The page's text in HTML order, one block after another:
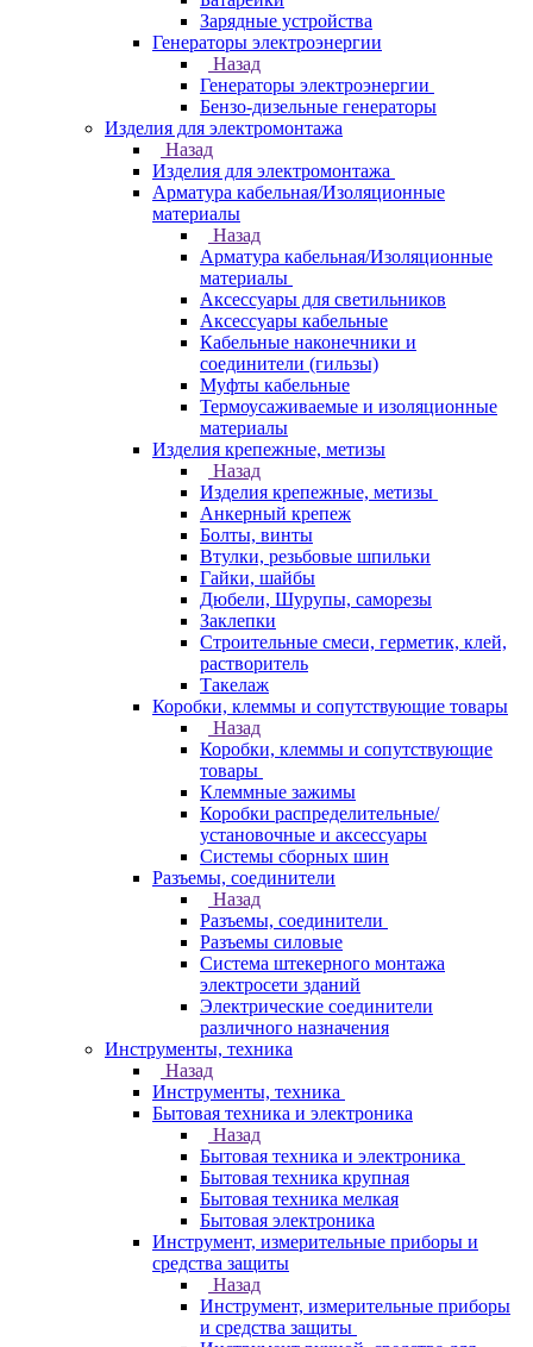
Зарядные устройства
Генераторы электроэнергии
Назад
Генераторы электроэнергии
Бензо-дизельные генераторы
Изделия для электромонтажа
Назад
Изделия для электромонтажа
Арматура кабельная/Изоляционные
материалы
Назад
Арматура кабельная/Изоляционные
материалы
Аксессуары для светильников
Аксессуары кабельные
Кабельные наконечники и
соединители (гильзы)
Муфты кабельные
Термоусаживаемые и изоляционные
материалы
Изделия крепежные, метизы
Назад
Изделия крепежные, метизы
Анкерный крепеж
Болты, винты
Втулки, резьбовые шпильки
Гайки, шайбы
Дюбели, Шурупы, саморезы
Заклепки
Строительные смеси, герметик, клей,
растворитель
Такелаж
Коробки, клеммы и сопутствующие товары
Назад
Коробки, клеммы и сопутствующие
товары
Клеммные зажимы
Коробки распределительные/
установочные и аксессуары
Системы сборных шин
Разъемы, соединители
Назад
Разъемы, соединители
Разъемы силовые
Система штекерного монтажа
электросети зданий
Электрические соединители
различного назначения
Инструменты, техника
Назад
Инструменты, техника
Бытовая техника и электроника
Назад
Бытовая техника и электроника
Бытовая техника крупная
Бытовая техника мелкая
Бытовая электроника
Инструмент, измерительные приборы и
средства защиты
Назад
Инструмент, измерительные приборы
и средства защиты